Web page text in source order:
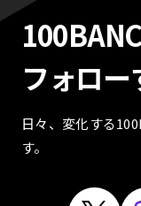
フォロー
日々、変化する
す。